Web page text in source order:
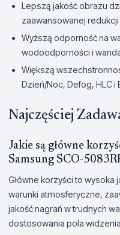
Lepszą jakość obrazu
zaawansowanej
Wyższą odporność na
wodoodporności i
Większą
Dzień/Noc, Defog, HLC i
Najczęściej
Jakie są główne
Samsung SCO-
Główne korzyści to wysoka
warunki atmosferyczne,
jakość nagrań w trudnych
dostosowania pola